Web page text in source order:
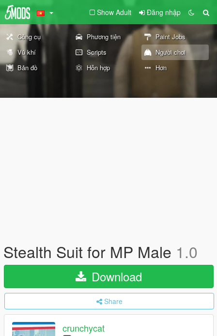
Show Adult Đăng nhập
Công cụ Phương tiện
Paint Jobs
Vũ khí
Scripts
Người chơi
Bản đồ
Hỗn hợp Hơn
Stealth Suit for MP Male 1.0
Download
Share
crunchycat